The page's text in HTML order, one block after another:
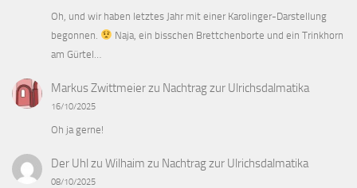
Oh, und wir haben letztes Jahr mit einer Karolinger-Darstellung
begonnen.
Naja, ein bisschen Brettchenborte und ein Trinkhorn
am Gürtel…
Markus Zwittmeierzu Nachtrag zur Ulrichsdalmatika
16/10/2025
Oh ja gerne!
Der Uhl zu Wilhaim zu Nachtrag zur Ulrichsdalmatika
08/10/2025